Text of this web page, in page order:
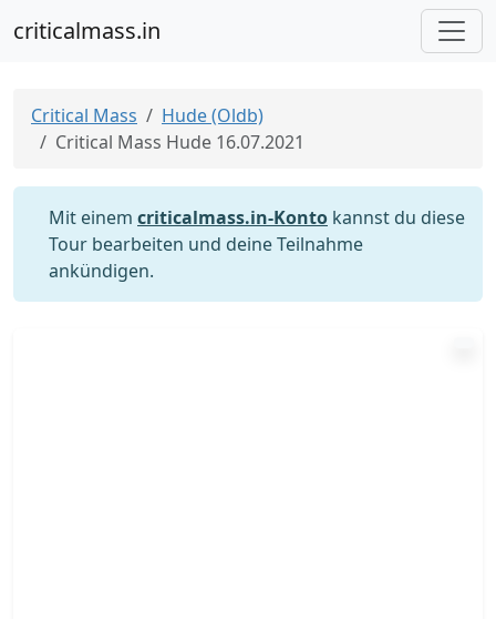
criticalmass.in
Critical Mass
Hude (Oldb)
Critical Mass Hude 16.07.2021
Mit einem criticalmass.in-Konto kannst du diese
Tour bearbeiten und deine Teilnahme
ankündigen.